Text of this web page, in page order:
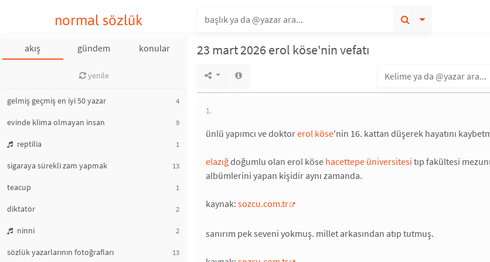
normal sözlük
akış gündem konular
yenile
gelmiş geçmiş en iyi 50 yazar 4
evinde klima olmayan insan 9
reptilia 1
sigaraya sürekli zam yapmak 13
teacup 1
diktatör 2
ninni 2
sözlük yazarlarının fotoğrafları 13
23 mart 2026 erol köse'nin vefatı
1.
ünlü yapımcı ve doktorerol köse'nin 16. kattan düşerek hayatını
elazığdoğumlu olan erol köse hacettepe üniversitesi tıp fakültesi
albümlerini yapan kişidir aynı zamanda.
kaynak: sozcu.com.tr
sanırım pek seveni yokmuş. millet arkasından atıp tutmuş.